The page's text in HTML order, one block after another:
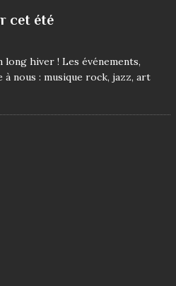
cet été
long hiver ! Les événements,
nous : musique rock, jazz, art